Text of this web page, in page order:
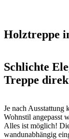
Holztreppe
Schlichte
Treppe
Je nach Ausstattung
Wohnstil angepasst
Alles ist möglich!
wandunabhängig